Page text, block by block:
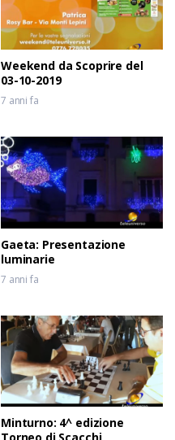
Weekend da Scoprire del
03-10-2019
7 anni fa
Gaeta: Presentazione
luminarie
7 anni fa
Minturno: 4^ edizione